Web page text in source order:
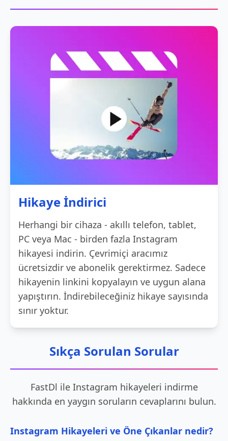
Hikaye İndirici
Herhangi bir cihaza - akıllı telefon, tablet,
PC veya Mac - birden fazla Instagram
hikayesi indirin. Çevrimiçi aracımız
ücretsizdir ve abonelik gerektirmez. Sadece
hikayenin linkini kopyalayın ve uygun alana
yapıştırın. İndirebileceğiniz hikaye sayısında
sınır yoktur.
Sıkça Sorulan Sorular
FastDl ile Instagram hikayeleri indirme
hakkında en yaygın soruların cevaplarını bulun.
Instagram Hikayeleri ve Öne Çıkanlar nedir?